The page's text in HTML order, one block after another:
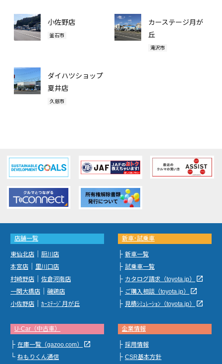
小佐野店
釜石市
カーステージ月が
丘
滝沢市
ダイハツショップ
夏井店
久慈市
店舗一覧
東仙北店
厨川店
本宮店
里川口店
村崎野店
佐倉河南店
一関大橋店
磯鶏店
小佐野店
ｶｰｽﾃｰｼﾞ月が丘
新車･試乗車
├ 新車一覧
├ 試乗車一覧
├ カタログ請求（toyota.jp）
launch
├ ご購入相談（toyota.jp）
launch
├ 見積ｼﾐｭﾚｰｼｮﾝ（toyota.jp） launch
U-Car（中古車）
├ 在庫一覧（gazoo.com）
launch
└ ねもりくん通信
企業情報
├ 採用情報
├ CSR基本方針